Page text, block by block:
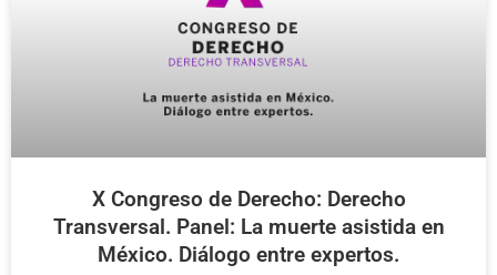
X Congreso de Derecho: Derecho
Transversal. Panel: La muerte asistida en
México. Diálogo entre expertos.